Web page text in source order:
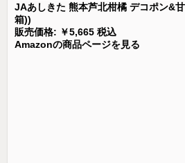
JAあしきた 熊本芦北柑橘 デコポン&
箱))
販売価格: ￥5,665 税込
Amazonの商品ページを見る